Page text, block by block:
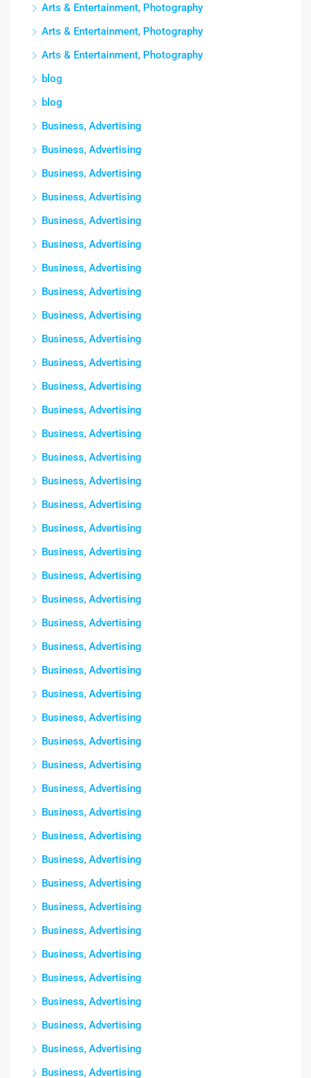
Arts & Entertainment, Photography
Arts & Entertainment, Photography
Arts & Entertainment, Photography
blog
blog
Business, Advertising
Business, Advertising
Business, Advertising
Business, Advertising
Business, Advertising
Business, Advertising
Business, Advertising
Business, Advertising
Business, Advertising
Business, Advertising
Business, Advertising
Business, Advertising
Business, Advertising
Business, Advertising
Business, Advertising
Business, Advertising
Business, Advertising
Business, Advertising
Business, Advertising
Business, Advertising
Business, Advertising
Business, Advertising
Business, Advertising
Business, Advertising
Business, Advertising
Business, Advertising
Business, Advertising
Business, Advertising
Business, Advertising
Business, Advertising
Business, Advertising
Business, Advertising
Business, Advertising
Business, Advertising
Business, Advertising
Business, Advertising
Business, Advertising
Business, Advertising
Business, Advertising
Business, Advertising
Business, Advertising